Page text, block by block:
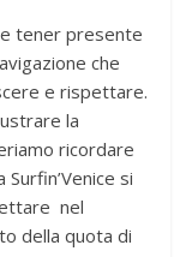
tener presente
che
e rispettare.
la
ricordare
si
nel
della quota di